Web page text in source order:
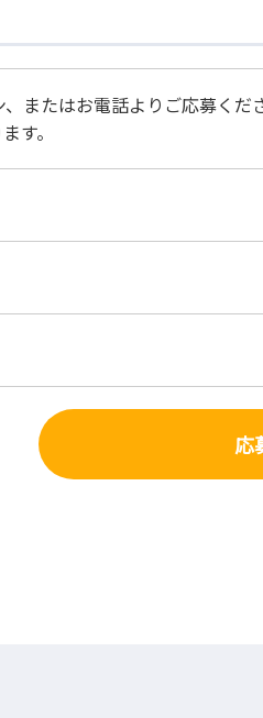
またはお電話よりご応募くだ
す。
応